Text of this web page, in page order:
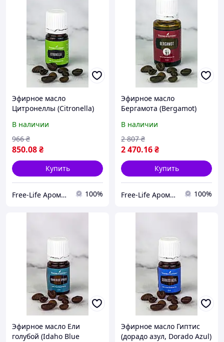
Эфирное масло
Цитронеллы (Citronella)
В наличии
850.08₴
966 ₴
Купить
Free-Life Ароматерапия | Натуральные эфирные масла | 100%
Эфирное масло
Бергамота (Bergamot)
В наличии
2 470.16₴
2 807 ₴
Купить
Free-Life Ароматерапия | Натуральные эфирные масла | 100%
Эфирное масло Ели
голубой (Idaho Blue
Эфирное масло Гиптис
(дорадо азул, Dorado Azul)